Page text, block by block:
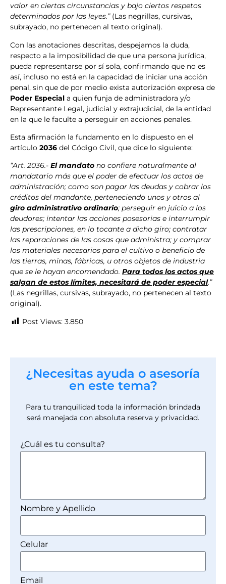
valor en ciertas circunstancias y bajo ciertos respetos
determinados por las leyes.”(Las negrillas, cursivas,
subrayado, no pertenecen al texto original).
Con las anotaciones descritas, despejamos la duda,
respecto a la imposibilidad de que una persona jurídica,
pueda representarse por sí sola, confirmando que no es
así, incluso no está en la capacidad de iniciar una acción
penal, sin que de por medio exista autorización expresa de
Poder Especial a quien funja de administradora y/o
Representante Legal, judicial y extrajudicial, de la entidad
en la que le faculte a perseguir en acciones penales.
Esta afirmación la fundamento en lo dispuesto en el
artículo 2036 del Código Civil, que dice lo siguiente:
“Art. 2036.- El mandato no confiere naturalmente al
mandatario más que el poder de efectuar los actos de
administración; como son pagar las deudas y cobrar los
créditos del mandante, perteneciendo unos y otros al
giro administrativo ordinario; perseguir en juicio a los
deudores; intentar las acciones posesorias e interrumpir
las prescripciones, en lo tocante a dicho giro; contratar
las reparaciones de las cosas que administra; y comprar
los materiales necesarios para el cultivo o beneficio de
las tierras, minas, fábricas, u otros objetos de industria
que se le hayan encomendado. Para todos los actos que
salgan de estos límites, necesitará de poder especial.”
(Las negrillas, cursivas, subrayado, no pertenecen al texto
original).
Post Views: 3.850
¿Necesitas ayuda o asesoría
en este tema?
Para tu tranquilidad toda la información brindada
será manejada con absoluta reserva y privacidad.
¿Cuál es tu consulta?
Nombre y Apellido
Celular
Email